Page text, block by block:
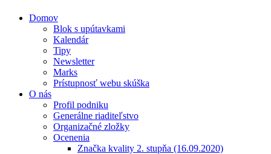
Domov
Blok s upútavkami
Kalendár
Tipy
Newsletter
Marks
Prístupnosť webu skúška
O nás
Profil podniku
Generálne riaditeľstvo
Organizačné zložky
Ocenenia
Značka kvality 2. stupňa (16.09.2020)